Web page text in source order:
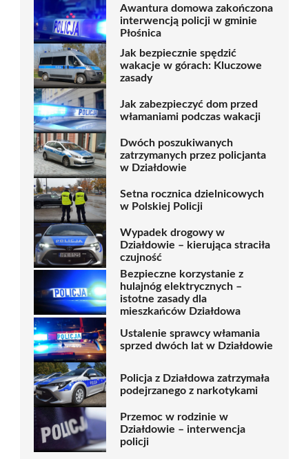
Awantura domowa zakończona
interwencją policji w gminie
Płośnica
Jak bezpiecznie spędzić
wakacje w górach: Kluczowe
zasady
Jak zabezpieczyć dom przed
włamaniami podczas wakacji
Dwóch poszukiwanych
zatrzymanych przez policjanta
w Działdowie
Setna rocznica dzielnicowych
w Polskiej Policji
Wypadek drogowy w
Działdowie – kierująca straciła
czujność
Bezpieczne korzystanie z
hulajnóg elektrycznych –
istotne zasady dla
mieszkańców Działdowa
Ustalenie sprawcy włamania
sprzed dwóch lat w Działdowie
Policja z Działdowa zatrzymała
podejrzanego z narkotykami
Przemoc w rodzinie w
Działdowie – interwencja
policji